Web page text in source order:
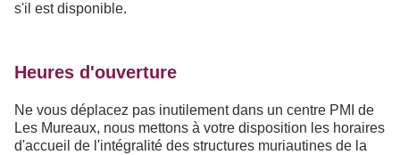
s'il est disponible.
Heures d'ouverture
Ne vous déplacez pas inutilement dans un centre PMI de
Les Mureaux, nous mettons à votre disposition les horaires
d'accueil de l'intégralité des structures muriautines de la